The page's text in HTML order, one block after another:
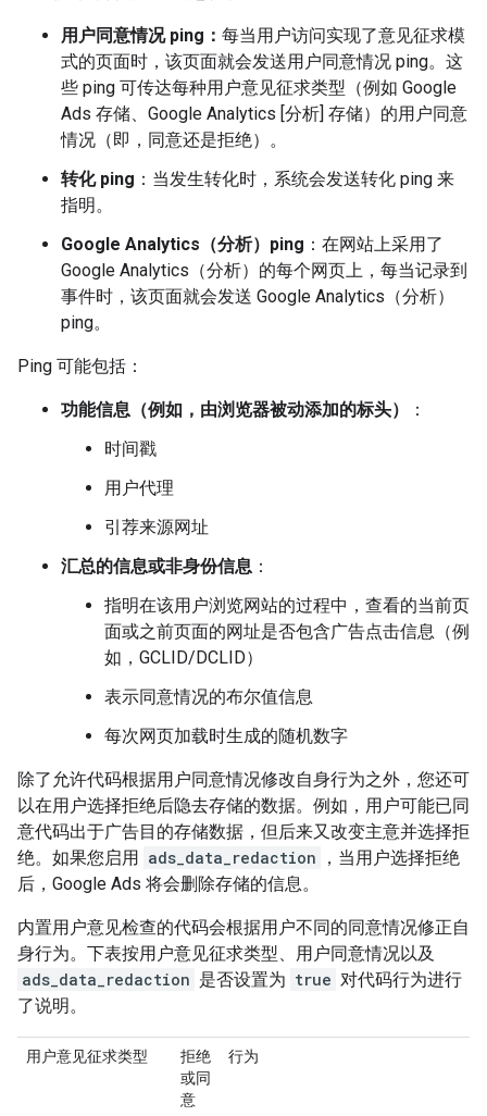
用户同意情况 ping： 每当用户访问实现了意见征求模
式的页面时，该页面就会发送用户同意情况 ping。这
些 ping 可传达每种用户意见征求类型（例如 Google
Ads 存储、Google Analytics [分析] 存储）的用户同意
情况（即，同意还是拒绝）。
转化 ping ：当发生转化时，系统会发送转化 ping 来
指明。
Google Analytics（分析）ping ：在网站上采用了
Google Analytics（分析）的每个网页上，每当记录到
事件时，该页面就会发送 Google Analytics（分析）
ping。
Ping 可能包括：
功能信息（例如，由浏览器被动添加的标头）
：
时间戳
用户代理
引荐来源网址
汇总的信息或非身份信息 ：
指明在该用户浏览网站的过程中，查看的当前页
面或之前页面的网址是否包含广告点击信息（例
如，GCLID/DCLID）
表示同意情况的布尔值信息
每次网页加载时生成的随机数字
除了允许代码根据用户同意情况修改自身行为之外，您还可
以在用户选择拒绝后隐去存储的数据。例如，用户可能已同
意代码出于广告目的存储数据，但后来又改变主意并选择拒
绝。如果您启用 ads_data_redaction
，当用户选择拒绝
后，Google Ads 将会删除存储的信息。
内置用户意见检查的代码会根据用户不同的同意情况修正自
身行为。下表按用户意见征求类型、用户同意情况以及
ads_data_redaction 是否设置为 true 对代码行为进行
了说明。
用户意见征求类型
拒绝
或同
意
行为